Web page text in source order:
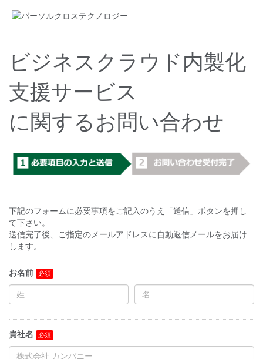
ビジネスクラウド内製化
支援サービス
に関するお問い合わせ
下記のフォームに必要事項をご記入のうえ「送信」ボタンを押し
て下さい。
送信完了後、ご指定のメールアドレスに自動返信メールをお届け
します。
お名前
貴社名